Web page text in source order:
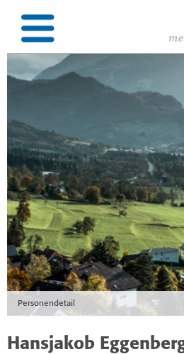
Personendetail
Hansjakob